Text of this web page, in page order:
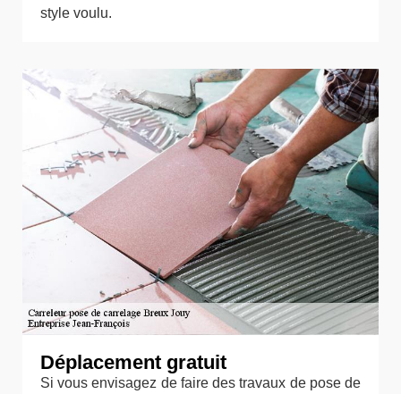
style voulu.
Déplacement gratuit
Si vous envisagez de faire des travaux de pose de